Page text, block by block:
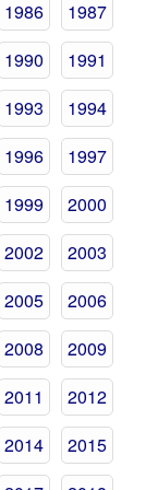
1986
1987
1990
1991
1993
1994
1996
1997
1999
2000
2002
2003
2005
2006
2008
2009
2011
2012
2014
2015